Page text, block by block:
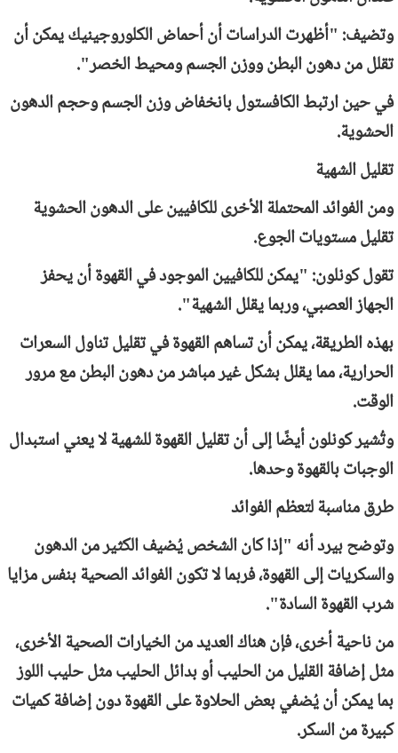
وتضيف: "أظهرت الدراسات أن أحماض الكلوروجينيك يمكن أن
تقلل من دهون البطن ووزن الجسم ومحيط الخصر".
في حين ارتبط الكافستول بانخفاض وزن الجسم وحجم الدهون
الحشوية.
تقليل الشهية
ومن الفوائد المحتملة الأخرى للكافيين على الدهون الحشوية
تقليل مستويات الجوع.
تقول كونلون: "يمكن للكافيين الموجود في القهوة أن يحفز
الجهاز العصبي، وربما يقلل الشهية".
بهذه الطريقة، يمكن أن تساهم القهوة في تقليل تناول السعرات
الحرارية، مما يقلل بشكل غير مباشر من دهون البطن مع مرور
الوقت.
وتُشير كونلون أيضًا إلى أن تقليل القهوة للشهية لا يعني استبدال
الوجبات بالقهوة وحدها.
طرق مناسبة لتعظم الفوائد
وتوضح بيرد أنه "إذا كان الشخص يُضيف الكثير من الدهون
والسكريات إلى القهوة، فربما لا تكون الفوائد الصحية بنفس مزايا
شرب القهوة السادة".
من ناحية أخرى، فإن هناك العديد من الخيارات الصحية الأخرى،
مثل إضافة القليل من الحليب أو بدائل الحليب مثل حليب اللوز
بما يمكن أن يُضفي بعض الحلاوة على القهوة دون إضافة كميات
كبيرة من السكر.